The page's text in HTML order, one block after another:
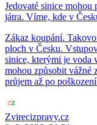
Jedovaté sinice
játra. Víme, kde v
Zákaz koupání.
ploch v Česku.
sinice, kterými je voda
mohou způsobit vážné
průjem až po
Zvirecizpravy.cz